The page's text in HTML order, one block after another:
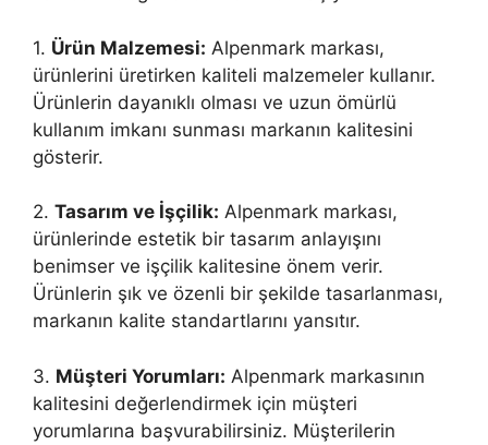
1. Ürün Malzemesi: Alpenmark markası,
ürünlerini üretirken kaliteli malzemeler kullanır.
Ürünlerin dayanıklı olması ve uzun ömürlü
kullanım imkanı sunması markanın kalitesini
gösterir.
2. Tasarım ve İşçilik: Alpenmark markası,
ürünlerinde estetik bir tasarım anlayışını
benimser ve işçilik kalitesine önem verir.
Ürünlerin şık ve özenli bir şekilde tasarlanması,
markanın kalite standartlarını yansıtır.
3. Müşteri Yorumları: Alpenmark markasının
kalitesini değerlendirmek için müşteri
yorumlarına başvurabilirsiniz. Müşterilerin